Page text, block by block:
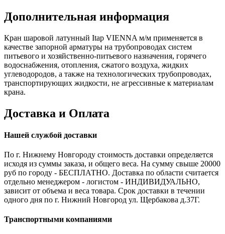
Дополнительная информация
Кран шаровой латунный Itap VIENNA м/м применяется в
качестве запорной арматуры на трубопроводах систем
питьевого и хозяйственно-питьевого назначения, горячего
водоснабжения, отопления, сжатого воздуха, жидких
углеводородов, а также на технологических трубопроводах,
транспортирующих жидкости, не агрессивные к материалам
крана.
Доставка и Оплата
Нашей службой доставки
По г. Нижнему Новгороду стоимость доставки определяется
исходя из суммы заказа, и общего веса. На сумму свыше 20000
руб по городу - БЕСПЛАТНО. Доставка по области считается
отдельно менеджером - логистом - ИНДИВИДУАЛЬНО,
зависит от объема и веса товара. Срок доставки в течении
одного дня по г. Нижний Новгород ул. Щербакова д.37Г.
Транспортными компаниями